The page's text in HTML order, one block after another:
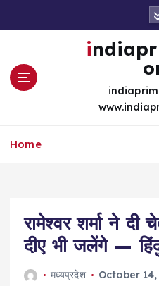
indiaprime24.c
Home
रामेश्वर शर्मा ने दी
दीए भी जलेंगे —
मध्यप्रदेश October 14,